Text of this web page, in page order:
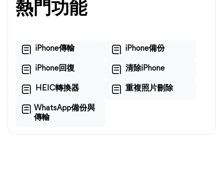
熱門功能
iPhone傳輸 iPhone備份
iPhone回復 清除iPhone
HEIC轉換器 重複照片刪除
WhatsApp備份與
傳輸